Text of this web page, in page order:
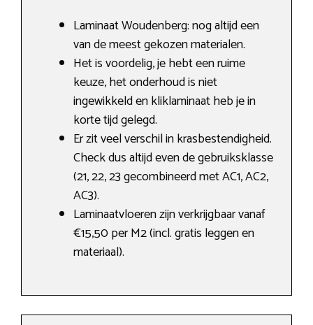
Laminaat Woudenberg: nog altijd een
van de meest gekozen materialen.
Het is voordelig, je hebt een ruime
keuze, het onderhoud is niet
ingewikkeld en kliklaminaat heb je in
korte tijd gelegd.
Er zit veel verschil in krasbestendigheid.
Check dus altijd even de gebruiksklasse
(21, 22, 23 gecombineerd met AC1, AC2,
AC3).
Laminaatvloeren zijn verkrijgbaar vanaf
€15,50 per M2 (incl. gratis leggen en
materiaal).